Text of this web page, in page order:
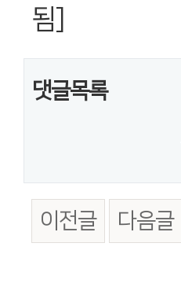
됨]
댓글목록
이전글 다음글